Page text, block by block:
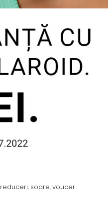
reduceri, soare,voucer